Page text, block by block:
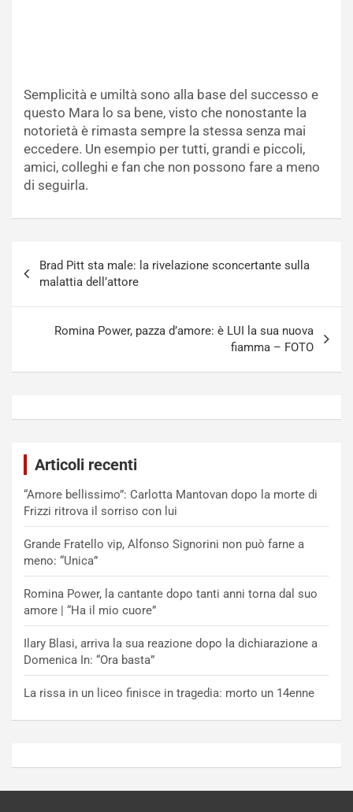
Semplicità e umiltà sono alla base del successo e
questo Mara lo sa bene, visto che nonostante la
notorietà è rimasta sempre la stessa senza mai
eccedere. Un esempio per tutti, grandi e piccoli,
amici, colleghi e fan che non possono fare a meno
di seguirla.
articoli
Brad Pitt sta male: la rivelazione sconcertante sulla
malattia dell’attore
Romina Power, pazza d’amore: è LUI la sua nuova
fiamma – FOTO
Articoli recenti
“Amore bellissimo”: Carlotta Mantovan dopo la morte di
Frizzi ritrova il sorriso con lui
Grande Fratello vip, Alfonso Signorini non può farne a
meno: “Unica”
Romina Power, la cantante dopo tanti anni torna dal suo
amore | “Ha il mio cuore”
Ilary Blasi, arriva la sua reazione dopo la dichiarazione a
Domenica In: “Ora basta”
La rissa in un liceo finisce in tragedia: morto un 14enne